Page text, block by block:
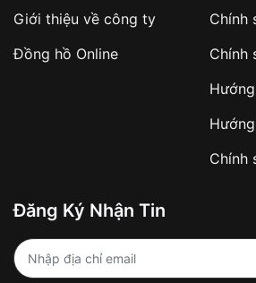
hàng
Số tiền còn lại thanh toán
✔️ Đảm bảo xử lý đơn hàng
✔️ Hạn chế tình trạng hủy
Từ khóa SEO:
Giới thiệu về công ty
Đồng hồ Online
Chính
Chính
Chính
Đăng Ký Nhận Tin